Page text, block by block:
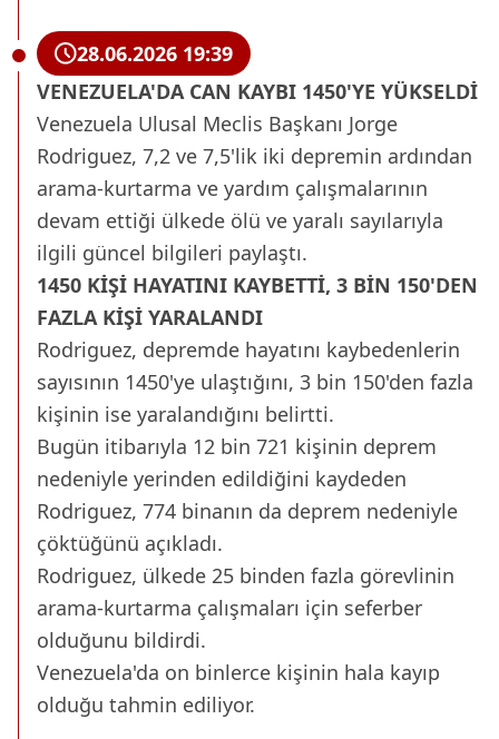
28.06.2026 19:39
VENEZUELA'DA CAN KAYBI 1450'YE YÜKSELDİ
Venezuela Ulusal Meclis Başkanı Jorge
Rodriguez, 7,2 ve 7,5'lik iki depremin ardından
arama-kurtarma ve yardım çalışmalarının
devam ettiği ülkede ölü ve yaralı sayılarıyla
ilgili güncel bilgileri paylaştı.​​​​​​
1450 KİŞİ HAYATINI KAYBETTİ, 3 BİN 150'DEN
FAZLA KİŞİ YARALANDI
Rodriguez, depremde hayatını kaybedenlerin
sayısının 1450'ye ulaştığını, 3 bin 150'den fazla
kişinin ise yaralandığını belirtti.
Bugün itibarıyla 12 bin 721 kişinin deprem
nedeniyle yerinden edildiğini kaydeden
Rodriguez, 774 binanın da deprem nedeniyle
çöktüğünü açıkladı.
Rodriguez, ülkede 25 binden fazla görevlinin
arama-kurtarma çalışmaları için seferber
olduğunu bildirdi.
Venezuela'da on binlerce kişinin hala kayıp
olduğu tahmin ediliyor.